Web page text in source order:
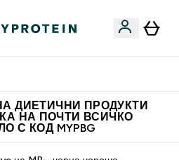
ДИЕТИЧНИ ПРОДУКТИ
НА ПОЧТИ ВСИЧКО
С КОД MYPBG